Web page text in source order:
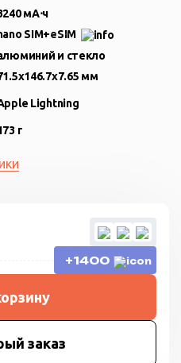
мА⋅ч
SIM+eSIM
и стекло
мм
Lightning
г
+1400
заказ